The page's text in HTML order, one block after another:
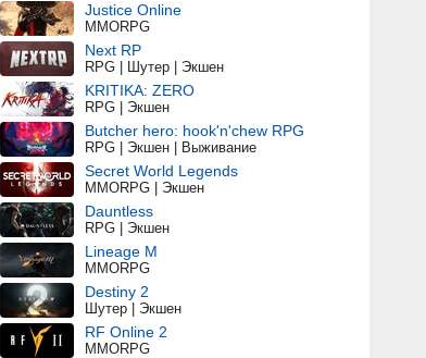
Justice Online
MMORPG
Next RP
RPG | Шутер | Экшен
KRITIKA: ZERO
RPG | Экшен
Butcher hero: hook'n'chew RPG
RPG | Экшен | Выживание
Secret World Legends
MMORPG | Экшен
Dauntless
RPG | Экшен
Lineage M
MMORPG
Destiny 2
Шутер | Экшен
RF Online 2
MMORPG